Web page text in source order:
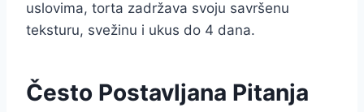
uslovima, torta zadržava svoju savršenu
teksturu, svežinu i ukus do 4 dana.
Često Postavljana Pitanja